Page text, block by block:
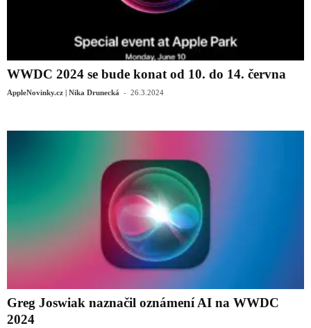
WWDC 2024 se bude konat od 10. do 14. června
AppleNovinky.cz | Nika Drunecká - 26.3.2024
Greg Joswiak naznačil oznámení AI na WWDC
2024